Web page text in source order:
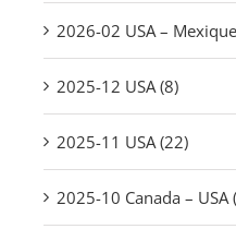
2026-02 USA –
2025-12 USA (8)
2025-11 USA (22)
2025-10 Canada – USA